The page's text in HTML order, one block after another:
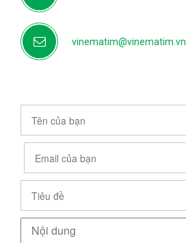
vinematim@vinematim.vn